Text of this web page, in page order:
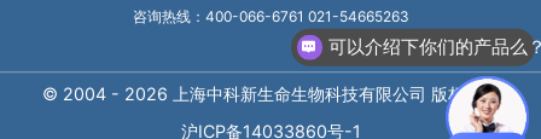
咨询热线：400-066-6761 021-54665263
© 2004 - 2026 上海中科新生命生物科技有限公司 版权所有
沪ICP备14033860号-1
可以介绍下你们的产品么